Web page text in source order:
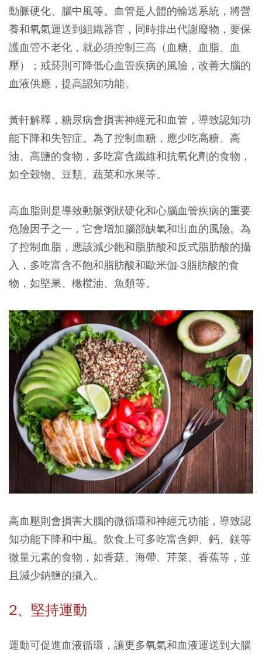
動脈硬化、腦中風等。血管是人體的輸送系統，將營
養和氧氣運送到組織器官，同時排出代謝廢物，要保
護血管不老化，就必須控制三高（血糖、血脂、血
壓）；戒菸則可降低心血管疾病的風險，改善大腦的
血液供應，提高認知功能。
黃軒解釋，糖尿病會損害神經元和血管，導致認知功
能下降和失智症。為了控制血糖，應少吃高糖、高
油、高鹽的食物，多吃富含纖維和抗氧化劑的食物，
如全穀物、豆類、蔬菜和水果等。
高血脂則是導致動脈粥狀硬化和心腦血管疾病的重要
危險因子之一，它會增加腦部缺氧和出血的風險。為
了控制血脂，應該減少飽和脂肪酸和反式脂肪酸的攝
入，多吃富含不飽和脂肪酸和歐米伽-3脂肪酸的食
物，如堅果、橄欖油、魚類等。
高血壓則會損害大腦的微循環和神經元功能，導致認
知功能下降和中風。飲食上可多吃富含鉀、鈣、鎂等
微量元素的食物，如香菇、海帶、芹菜、香蕉等，並
且減少鈉鹽的攝入。
2、堅持運動
運動可促進血液循環，讓更多氧氣和血液運送到大腦